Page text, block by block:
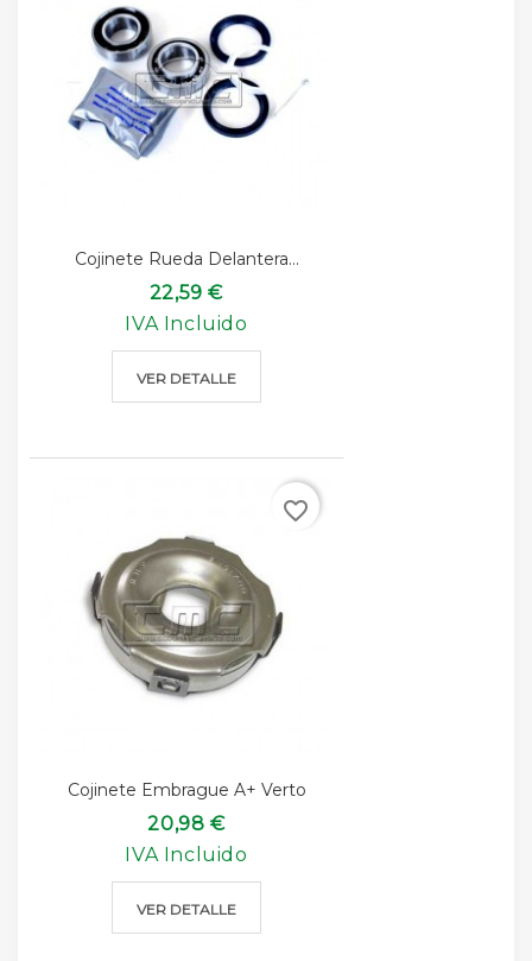
Cojinete Rueda Delantera...
22,59 €
IVA Incluido
VER DETALLE
Cojinete Embrague A+ Verto
20,98 €
IVA Incluido
VER DETALLE
favorite_border